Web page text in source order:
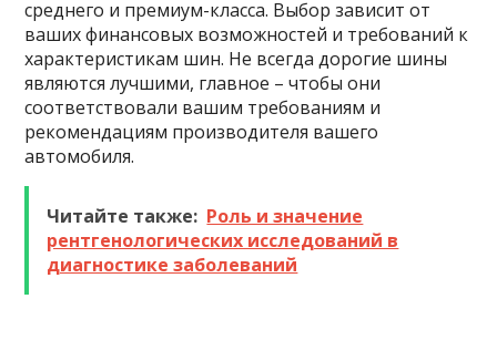
среднего и премиум-класса. Выбор зависит от
ваших финансовых возможностей и требований к
характеристикам шин. Не всегда дорогие шины
являются лучшими, главное – чтобы они
соответствовали вашим требованиям и
рекомендациям производителя вашего
автомобиля.
Читайте также: Роль и значение
рентгенологических исследований в
диагностике заболеваний